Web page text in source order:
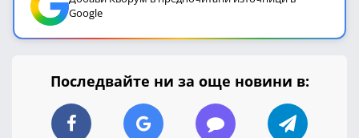
Google
Последвайте ни за още новини в: